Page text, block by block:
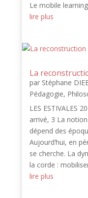
Le mobile
lire plus
La
par Stéphane
Pédagogie,
LES ESTIVALES
arrivé, 3 La
dépend des
Aujourd’hui, en
se cherche. La
la corde :
lire plus